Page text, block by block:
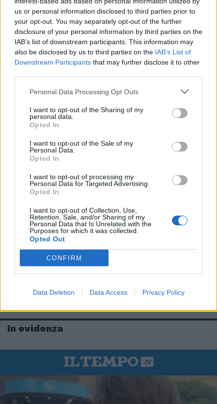
us or personal information disclosed to third parties prior to
your opt-out. You may separately opt-out of the further
disclosure of your personal information by third parties on the
IAB’s list of downstream participants. This information may
also be disclosed by us to third parties on the IAB’s List of
Downstream Participants that may further disclose it to other
Personal Data Processing Opt Outs
I want to opt-out of the Sharing of my
personal data.
Opted In
I want to opt-out of the Sale of my
Personal Data.
Opted In
I want to opt-out of processing my
Personal Data for Targeted Advertising.
Opted In
I want to opt-out of Collection, Use,
Retention, Sale, and/or Sharing of my
Personal Data that Is Unrelated with the
Purposes for which it was collected.
Opted Out
CONFIRM
Data Deletion Data Access Privacy Policy
In evidenza